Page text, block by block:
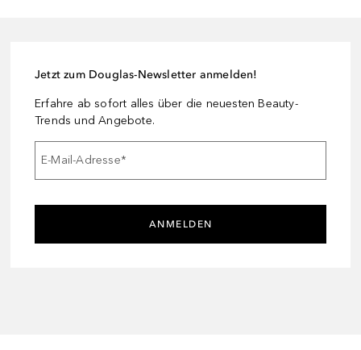
Jetzt zum Douglas-Newsletter anmelden!
Erfahre ab sofort alles über die neuesten Beauty-
Trends und Angebote.
E-Mail-Adresse*
ANMELDEN